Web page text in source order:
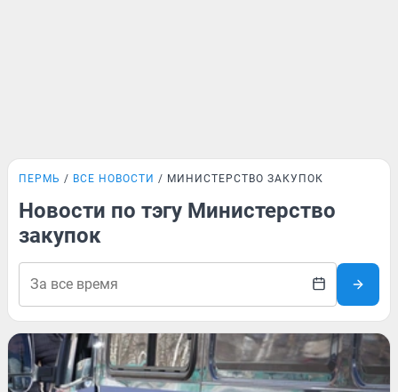
ПЕРМЬ ВСЕ НОВОСТИ МИНИСТЕРСТВО ЗАКУПОК
Новости по тэгу Министерство
закупок